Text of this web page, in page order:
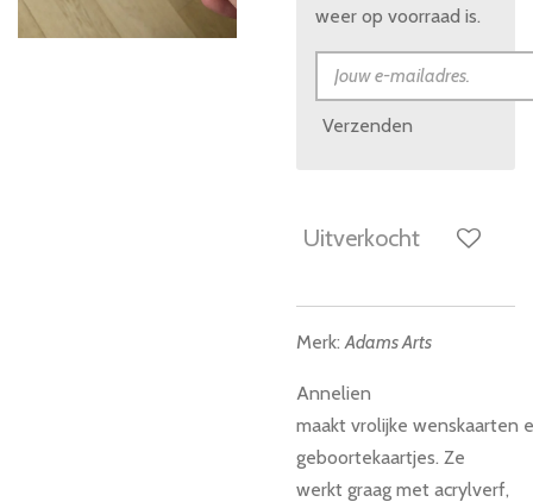
weer op voorraad is.
Verzenden
Uitverkocht
Merk:Adams Arts
Annelien
maakt vrolijke wenskaarten
geboortekaartjes. Ze
werkt graag met acrylverf,